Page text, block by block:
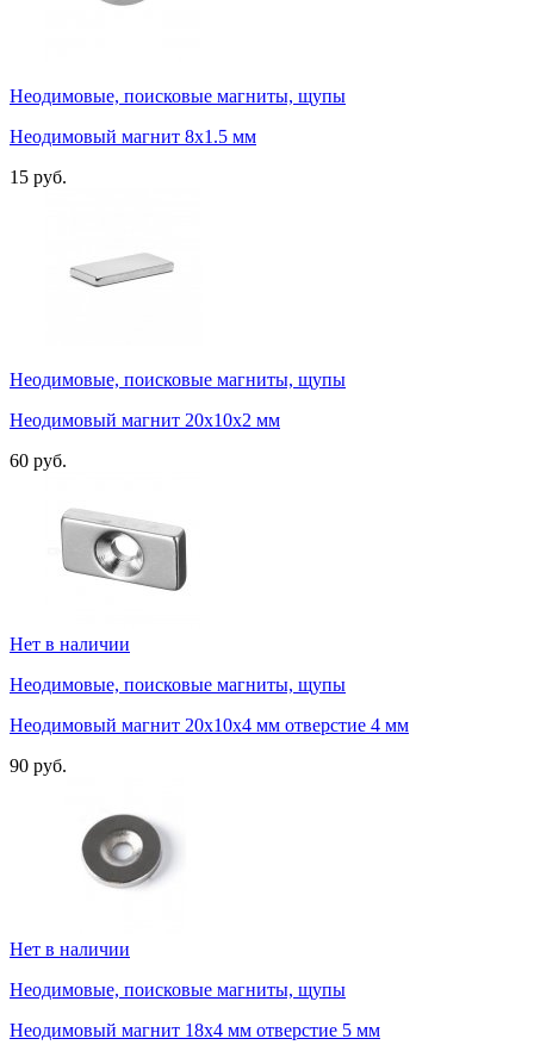
Неодимовые, поисковые магниты, щупы
Неодимовый магнит 8х1.5 мм
15 руб.
Неодимовые, поисковые магниты, щупы
Неодимовый магнит 20х10х2 мм
60 руб.
Нет в наличии
Неодимовые, поисковые магниты, щупы
Неодимовый магнит 20х10х4 мм отверстие 4 мм
90 руб.
Нет в наличии
Неодимовые, поисковые магниты, щупы
Неодимовый магнит 18х4 мм отверстие 5 мм